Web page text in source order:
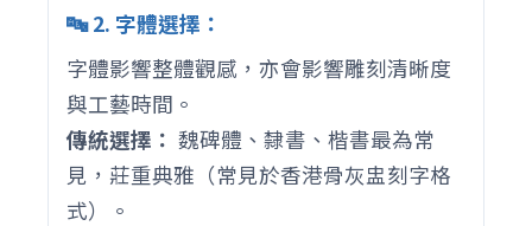
🔤 2. 字體選擇：
字體影響整體觀感，亦會影響雕刻清晰度
與工藝時間。
傳統選擇： 魏碑體、隸書、楷書最為常
見，莊重典雅（常見於香港骨灰盅刻字格
式）。